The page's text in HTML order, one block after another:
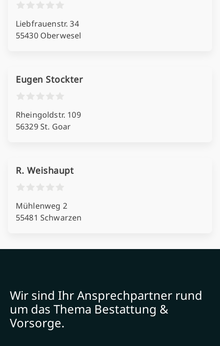
Liebfrauenstr. 34
55430 Oberwesel
Eugen Stockter
Rheingoldstr. 109
56329 St. Goar
R. Weishaupt
Mühlenweg 2
55481 Schwarzen
Wir sind Ihr Ansprechpartner rund
um das Thema Bestattung &
Vorsorge.